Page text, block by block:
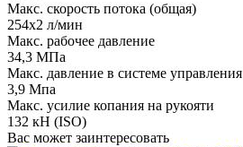
Макс. скорость потока (общая)
254х2 л/мин
Макс. рабочее давление
34,3 МПа
Макс. давление в системе управления
3,9 Мпа
Макс. усилие копания на рукояти
132 кН (ISO)
Вас может заинтересовать